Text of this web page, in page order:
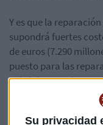
Su privacidad
Y es que la
supondrá fuertes
de euros (7.290
puesto para las
cubrir las sanciones
explorando nuevas
actualizar el